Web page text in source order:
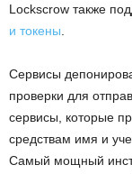
Lockscrow также
и токены
Сервисы
проверки для
сервисы, которые
средствам имя и
Самый мощный